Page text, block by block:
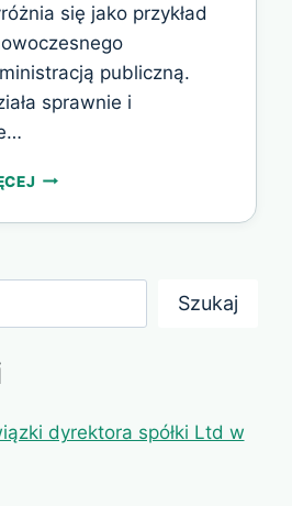
się jako przykład
publiczną.
sprawnie i
URZĄD
SPÓŁEK
Szukaj
dyrektora spółki Ltd w